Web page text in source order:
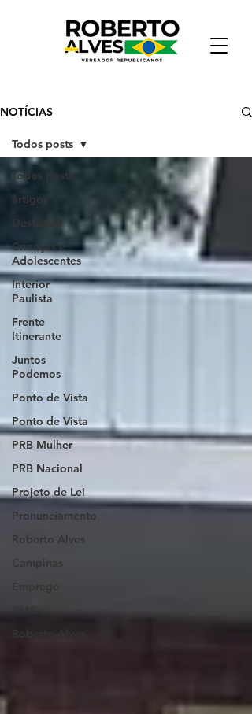
NOTÍCIAS
Todos posts
artigos
Destaque
Crianças e
Adolescentes
Interior
Paulista
Frente
Itinerante
Juntos
Podemos
Ponto de Vista
Ponto de Vista
PRB Mulher
PRB Nacional
Projeto de Lei
Pronunciamento
Roberto Alves
Campinas
Todos posts